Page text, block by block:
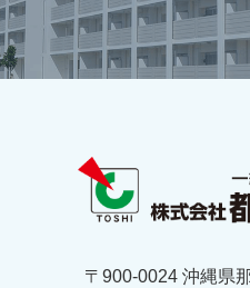
〒900-0024 沖縄県